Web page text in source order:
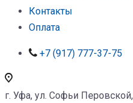
Контакты
Оплата
+7 (917) 777-37-75
г. Уфа, ул. Софьи